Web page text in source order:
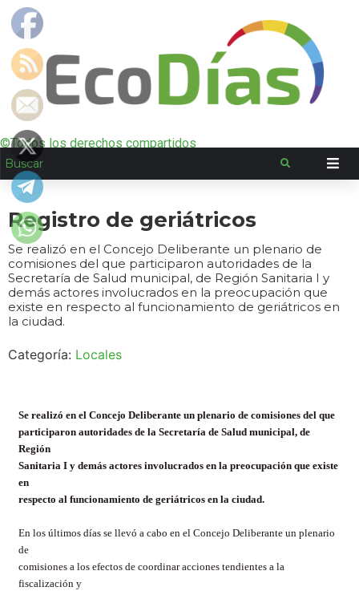
©Todos los derechos compartidos
Registro de geriátricos
Se realizó en el Concejo Deliberante un plenario de
comisiones del que participaron autoridades de la
Secretaría de Salud municipal, de Región Sanitaria I y
demás actores involucrados en la preocupación que
existe en respecto al funcionamiento de geriátricos en
la ciudad.
Categoría: Locales
Se realizó en el Concejo Deliberante un plenario de comisiones del que
participaron autoridades de la Secretaría de Salud municipal, de
Región
Sanitaria I y demás actores involucrados en la preocupación que existe
en
respecto al funcionamiento de geriátricos en la ciudad.
En los últimos días se llevó a cabo en el Concejo Deliberante un plenario
de
comisiones a los efectos de coordinar acciones tendientes a la
fiscalización y